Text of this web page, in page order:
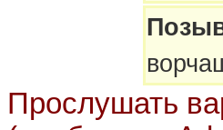
Прослушать